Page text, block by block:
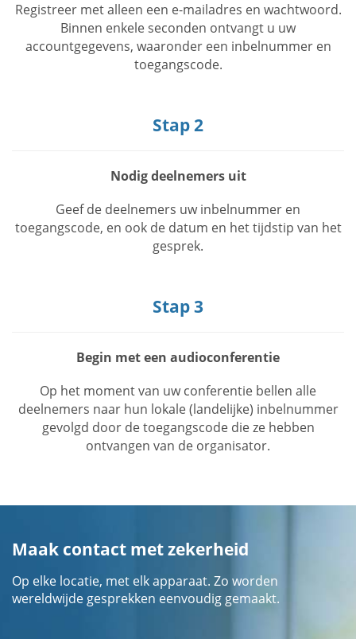
Registreer met alleen een e-mailadres en wachtwoord.
Binnen enkele seconden ontvangt u uw
accountgegevens, waaronder een inbelnummer en
toegangscode.
Stap 2
Nodig deelnemers uit
Geef de deelnemers uw inbelnummer en
toegangscode, en ook de datum en het tijdstip van het
gesprek.
Stap 3
Begin met een audioconferentie
Op het moment van uw conferentie bellen alle
deelnemers naar hun lokale (landelijke) inbelnummer
gevolgd door de toegangscode die ze hebben
ontvangen van de organisator.
Maak contact met zekerheid
Op elke locatie, met elk apparaat. Zo worden
wereldwijde gesprekken eenvoudig gemaakt.